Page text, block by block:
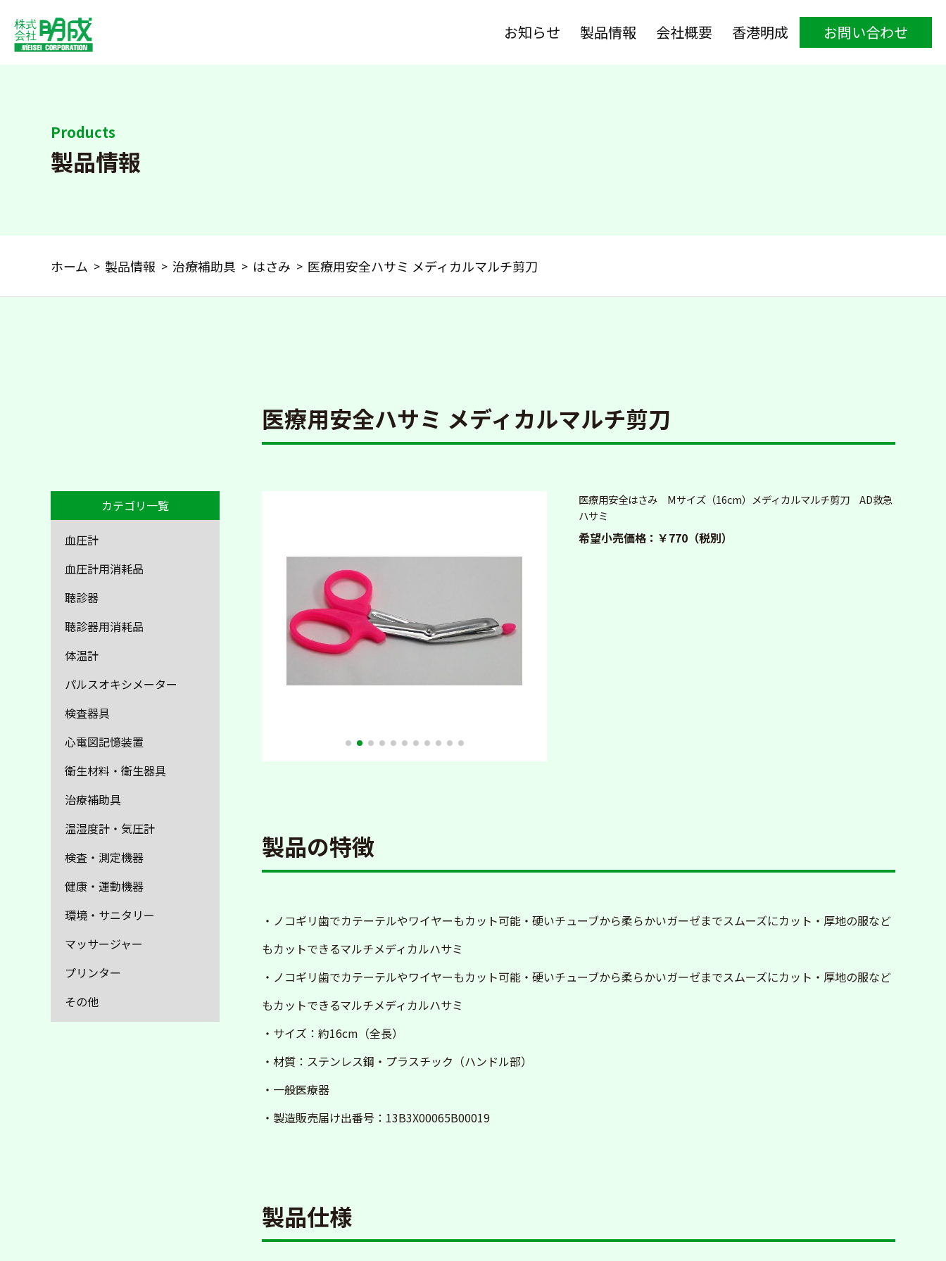
お知らせ 製品情報 会社概要 香港明成 お問い合わせ
Products
製品情報
ホーム 製品情報 治療補助具 はさみ 医療用安全ハサミ メディカルマルチ剪刀
医療用安全ハサミ メディカルマルチ剪刀
医療用安全はさみ Mサイズ（16cm）メディカルマルチ剪刀 AD救急
ハサミ
希望小売価格：￥770（税別）
製品の特徴
・ノコギリ歯でカテーテルやワイヤーもカット可能・硬いチューブから柔らかいガーゼまでスムーズにカット・厚地の服など
もカットできるマルチメディカルハサミ
・ノコギリ歯でカテーテルやワイヤーもカット可能・硬いチューブから柔らかいガーゼまでスムーズにカット・厚地の服など
もカットできるマルチメディカルハサミ
・サイズ：約16cm（全長）
・材質：ステンレス鋼・プラスチック（ハンドル部）
・一般医療器
・製造販売届け出番号：13B3X00065B00019
製品仕様
カテゴリ一覧
血圧計
血圧計用消耗品
聴診器
聴診器用消耗品
体温計
パルスオキシメーター
検査器具
心電図記憶装置
衛生材料・衛生器具
治療補助具
温湿度計・気圧計
検査・測定機器
健康・運動機器
環境・サニタリー
マッサージャー
プリンター
その他